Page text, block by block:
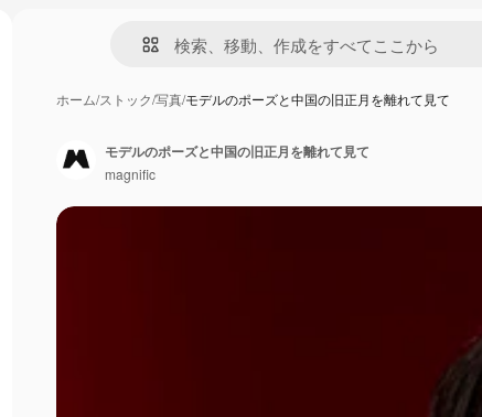
ホーム/ストック/写真/モデルのポーズと中国の旧正月を離れて見て
モデルのポーズと中国の旧正月を離れて見て
magnific